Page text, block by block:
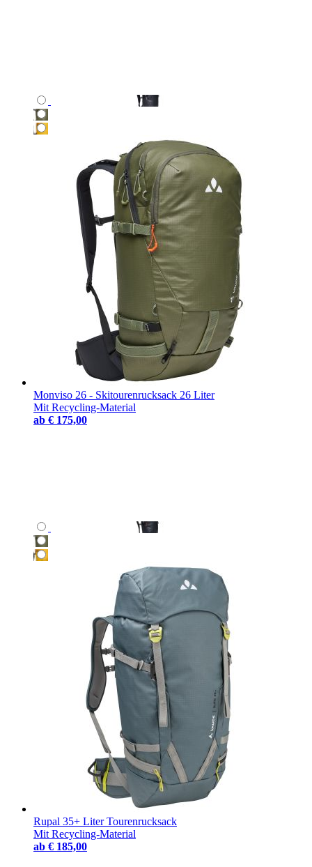
Monviso 26 - Skitourenrucksack 26 Liter
Mit Recycling-Material
ab € 175,00
Rupal 35+ Liter Tourenrucksack
Mit Recycling-Material
ab € 185,00